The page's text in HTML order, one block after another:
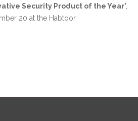
Security Product of the Year",
20 at the Habtoor